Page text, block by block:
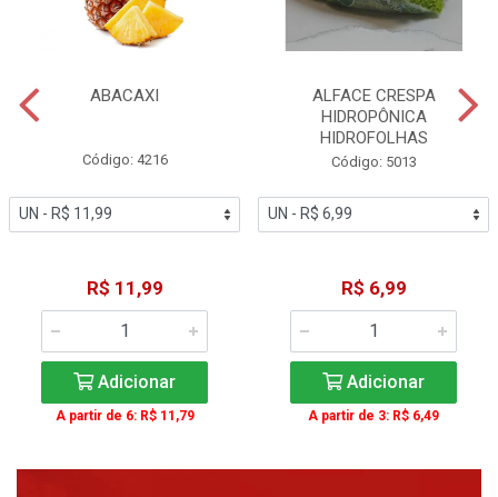
ABACAXI
Código: 4216
R$ 11,99
Adicionar
A partir de 6: R$ 11,79
ALFACE CRESPA
HIDROPÔNICA
HIDROFOLHAS
Código: 5013
R$ 6,99
Adicionar
A partir de 3: R$ 6,49